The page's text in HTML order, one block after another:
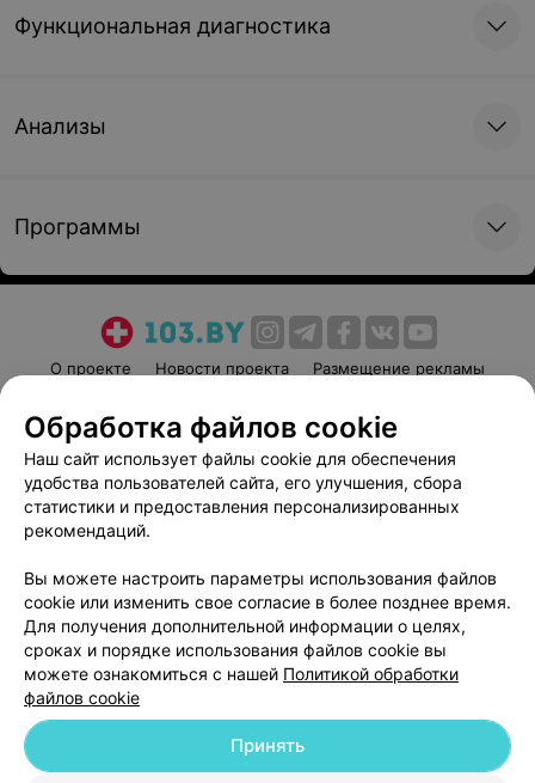
Функциональная диагностика
Анализы
Программы
О проекте Новости проекта
Размещение рекламы
Пользовательское соглашение
Способы оплаты
Вакансии
Партнеры
Написать руководителю 103.by
Обработка персональных данных
© 2026 ООО «Артокс Лаб», УНП 191700409 | 220012, Республика Беларусь,
Обработка файлов cookie
Наш сайт использует файлы cookie для обеспечения
удобства пользователей сайта, его улучшения, сбора
статистики и предоставления персонализированных
рекомендаций.
Вы можете настроить параметры использования файлов
cookie или изменить свое согласие в более позднее время.
Для получения дополнительной информации о целях,
сроках и порядке использования файлов cookie вы
можете ознакомиться с нашей Политикой обработки
файлов cookie
Принять